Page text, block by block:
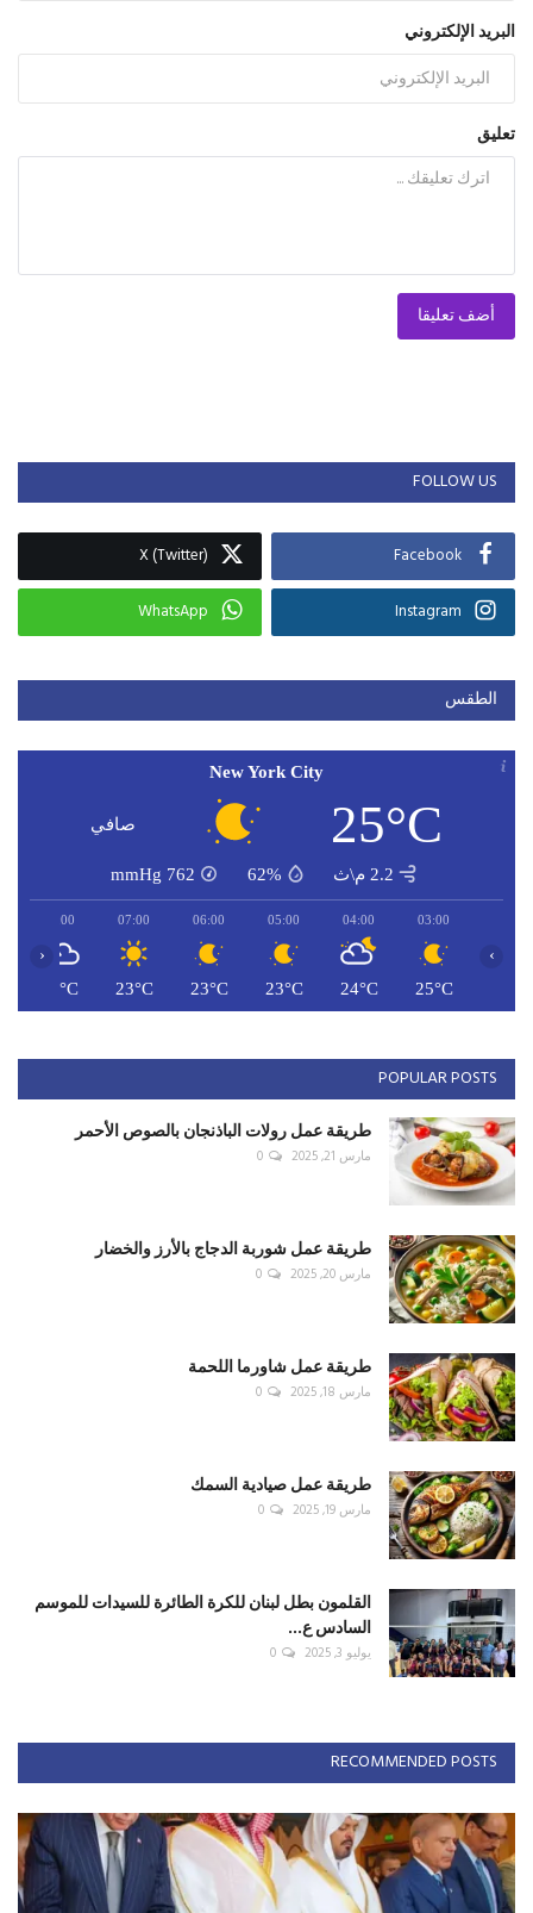
البريد الإلكتروني
تعليق
أضف تعليقا
FOLLOW US
Facebook
X (Twitter)
Instagram
WhatsApp
الطقس
New York City
25°C صافي
2.2 م\ث 62%
762
mmHg
03:00
25°C
04:00
24°C
05:00
23°C
06:00
23°C
07:00
23°C
08:00
25°C
‹ ›
POPULAR POSTS
طريقة عمل رولات الباذنجان بالصوص الأحمر
مارس 21, 2025 0
طريقة عمل شوربة الدجاج بالأرز والخضار
مارس 20, 2025 0
طريقة عمل شاورما اللحمة
مارس 18, 2025 0
طريقة عمل صيادية السمك
مارس 19, 2025 0
القلمون بطل لبنان للكرة الطائرة للسيدات للموسم
السادس ع...
يوليو 3, 2025 0
RECOMMENDED POSTS